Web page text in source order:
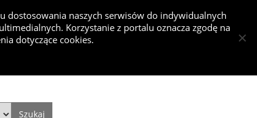
Dodaj projekt
dostosowania naszych serwisów do indywidualnych
Korzystanie z portalu oznacza zgodę na
dotyczące cookies.